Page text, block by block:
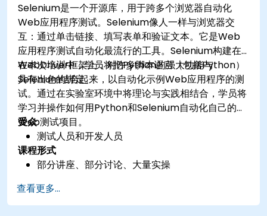
Selenium是一个开源库，用于跨多个浏览器自动化
Web应用程序测试。Selenium像人一样与浏览器交
互：通过单击链接、填写表单和验证文本。它是Web
应用程序测试自动化最流行的工具。Selenium构建在
WebDriver框架上，对许多脚本语言（包括Python）
具有出色的绑定。
在本次培训中，学员将把Python的强大功能与
Selenium结合起来，以自动化示例Web应用程序的测
试。通过在实验室环境中将理论与实践相结合，学员将
学习并操作如何用Python和Selenium自动化自己的
Web测试项目。
受众
测试人员和开发人员
课程形式
部分讲座、部分讨论、大量实操
查看更多...